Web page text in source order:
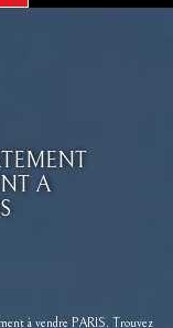
A
à vendre PARIS. Trouvez